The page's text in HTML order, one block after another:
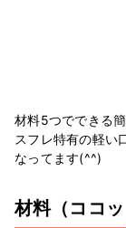
材料5つでできる
スフレ特有の軽い
なってます(^^)
材料（ココッ